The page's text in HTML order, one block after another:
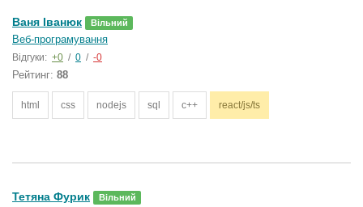
Ваня Іванюк Вільний
Веб-програмування
Відгуки: +0 / 0 / -0
Рейтинг: 88
html css nodejs sql c++ react/js/ts
Тетяна Фурик Вільний